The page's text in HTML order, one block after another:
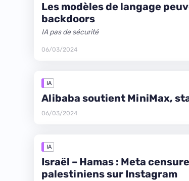
Les modèles de langage
backdoors
IA pas de sécurité
06/03/2024
IA
Alibaba soutient MiniMax,
06/03/2024
IA
Israël – Hamas : Meta
palestiniens sur Instagram